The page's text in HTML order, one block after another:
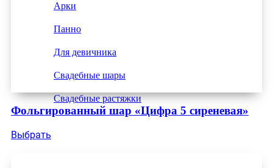
Арки
Панно
Для девичника
Свадебные шары
Свадебные растяжки
Фольгированный шар «Цифра 5 сиреневая»
Выбрать